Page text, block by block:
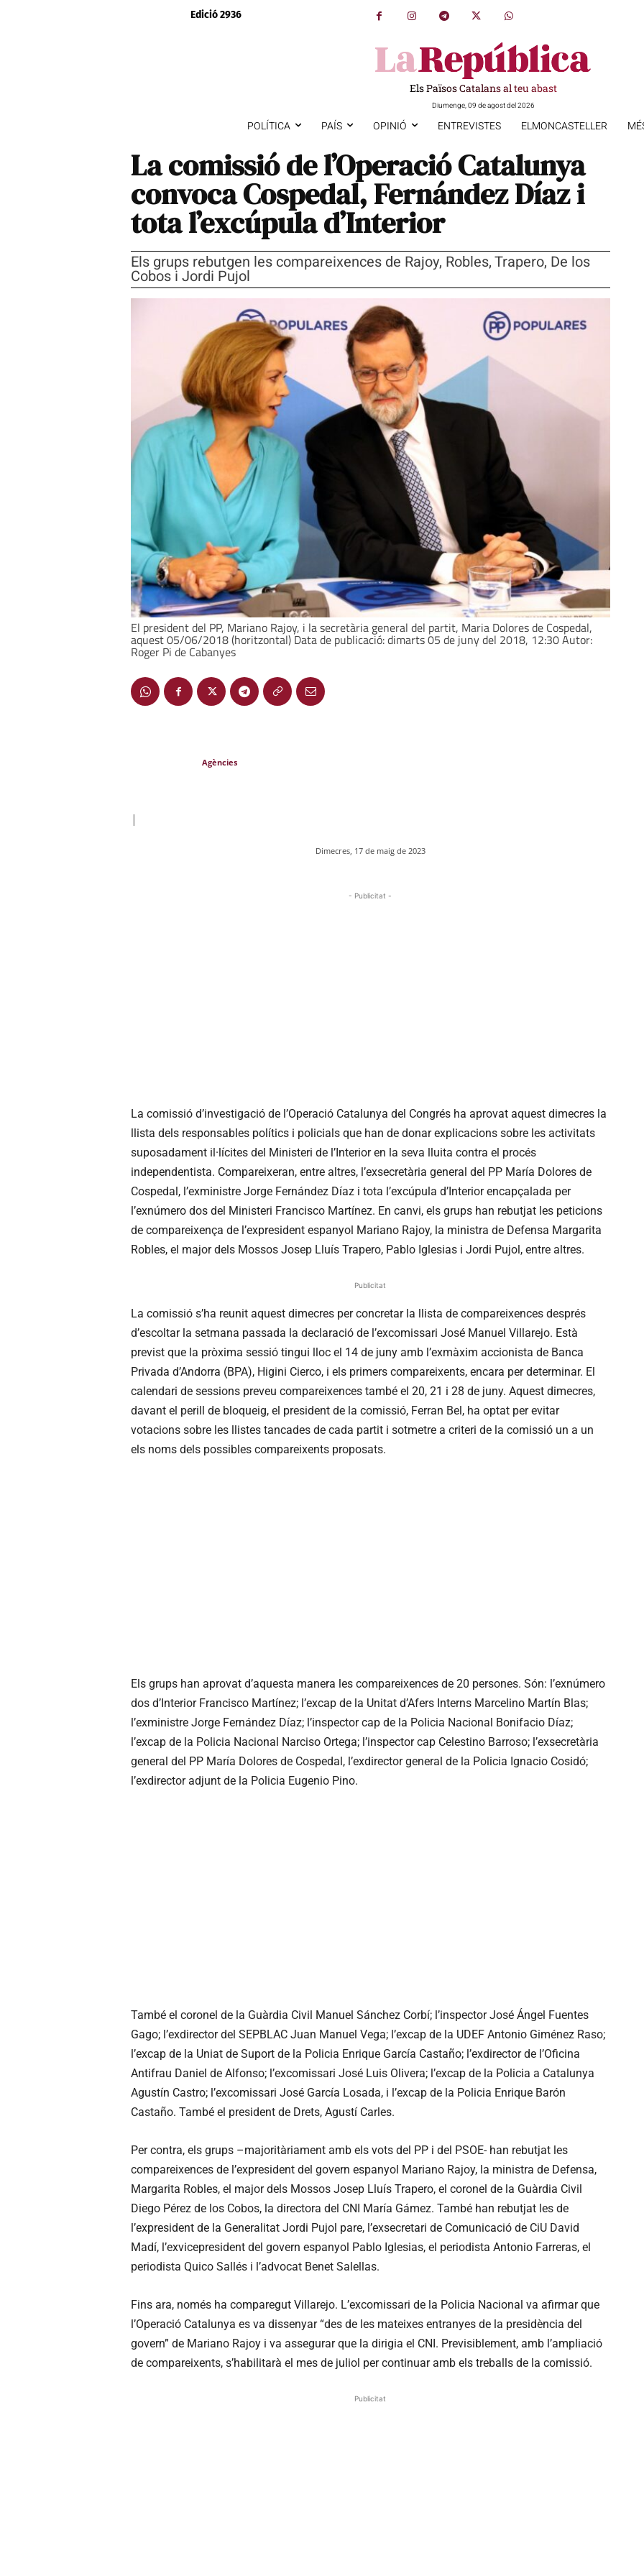
Edició 2936
Els Països Catalans al teu abast
Diumenge, 09 de agost del 2026
POLÍTICA PAÍS OPINIÓ ENTREVISTES ELMONCASTELLER
La comissió de l’Operació Catalunya
convoca Cospedal, Fernández Díaz i
tota l’excúpula d’Interior
Els grups rebutgen les compareixences de Rajoy, Robles, Trapero, De los
Cobos i Jordi Pujol
El president del PP, Mariano Rajoy, i la secretària general del partit, Maria Dolores de Cospedal,
aquest 05/06/2018 (horitzontal) Data de publicació: dimarts 05 de juny del 2018, 12:30 Autor:
Roger Pi de Cabanyes
Agències
|
Dimecres, 17 de maig de 2023
- Publicitat -
La comissió d’investigació de l’Operació Catalunya del Congrés ha aprovat aquest dimecres la
llista dels responsables polítics i policials que han de donar explicacions sobre les activitats
suposadament il·lícites del Ministeri de l’Interior en la seva lluita contra el procés
independentista. Compareixeran, entre altres, l’exsecretària general del PP María Dolores de
Cospedal, l’exministre Jorge Fernández Díaz i tota l’excúpula d’Interior encapçalada per
l’exnúmero dos del Ministeri Francisco Martínez. En canvi, els grups han rebutjat les peticions
de compareixença de l’expresident espanyol Mariano Rajoy, la ministra de Defensa Margarita
Robles, el major dels Mossos Josep Lluís Trapero, Pablo Iglesias i Jordi Pujol, entre altres.
Publicitat
La comissió s’ha reunit aquest dimecres per concretar la llista de compareixences després
d’escoltar la setmana passada la declaració de l’excomissari José Manuel Villarejo. Està
previst que la pròxima sessió tingui lloc el 14 de juny amb l’exmàxim accionista de Banca
Privada d’Andorra (BPA), Higini Cierco, i els primers compareixents, encara per determinar. El
calendari de sessions preveu compareixences també el 20, 21 i 28 de juny. Aquest dimecres,
davant el perill de bloqueig, el president de la comissió, Ferran Bel, ha optat per evitar
votacions sobre les llistes tancades de cada partit i sotmetre a criteri de la comissió un a un
els noms dels possibles compareixents proposats.
Els grups han aprovat d’aquesta manera les compareixences de 20 persones. Són: l’exnúmero
dos d’Interior Francisco Martínez; l’excap de la Unitat d’Afers Interns Marcelino Martín Blas;
l’exministre Jorge Fernández Díaz; l’inspector cap de la Policia Nacional Bonifacio Díaz;
l’excap de la Policia Nacional Narciso Ortega; l’inspector cap Celestino Barroso; l’exsecretària
general del PP María Dolores de Cospedal, l’exdirector general de la Policia Ignacio Cosidó;
l’exdirector adjunt de la Policia Eugenio Pino.
També el coronel de la Guàrdia Civil Manuel Sánchez Corbí; l’inspector José Ángel Fuentes
Gago; l’exdirector del SEPBLAC Juan Manuel Vega; l’excap de la UDEF Antonio Giménez Raso;
l’excap de la Uniat de Suport de la Policia Enrique García Castaño; l’exdirector de l’Oficina
Antifrau Daniel de Alfonso; l’excomissari José Luis Olivera; l’excap de la Policia a Catalunya
Agustín Castro; l’excomissari José García Losada, i l’excap de la Policia Enrique Barón
Castaño. També el president de Drets, Agustí Carles.
Per contra, els grups –majoritàriament amb els vots del PP i del PSOE- han rebutjat les
compareixences de l’expresident del govern espanyol Mariano Rajoy, la ministra de Defensa,
Margarita Robles, el major dels Mossos Josep Lluís Trapero, el coronel de la Guàrdia Civil
Diego Pérez de los Cobos, la directora del CNI María Gámez. També han rebutjat les de
l’expresident de la Generalitat Jordi Pujol pare, l’exsecretari de Comunicació de CiU David
Madí, l’exvicepresident del govern espanyol Pablo Iglesias, el periodista Antonio Farreras, el
periodista Quico Sallés i l’advocat Benet Salellas.
Fins ara, només ha comparegut Villarejo. L’excomissari de la Policia Nacional va afirmar que
l’Operació Catalunya es va dissenyar “des de les mateixes entranyes de la presidència del
govern” de Mariano Rajoy i va assegurar que la dirigia el CNI. Previsiblement, amb l’ampliació
de compareixents, s’habilitarà el mes de juliol per continuar amb els treballs de la comissió.
Publicitat